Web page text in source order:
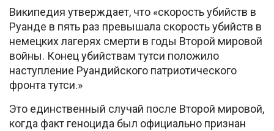
Википедия утверждает, что «скорость убийств в
Руанде в пять раз превышала скорость убийств в
немецких лагерях смерти в годы Второй мировой
войны. Конец убийствам тутси положило
наступление Руандийского патриотического
фронта тутси.»
Это единственный случай после Второй мировой,
когда факт геноцида был официально признан